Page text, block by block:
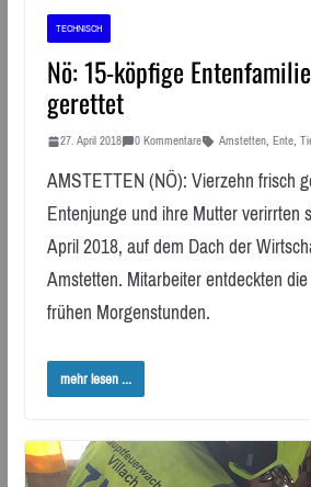
TECHNISCH
Nö: 15-köpfige
gerettet
27. April 2018 0 Kommentare Amstetten, Ente,
AMSTETTEN (NÖ): Vierzehn frisch
Entenjunge und ihre Mutter verirrten
April 2018, auf dem Dach der
Amstetten. Mitarbeiter entdeckten
frühen Morgenstunden.
mehr lesen ...